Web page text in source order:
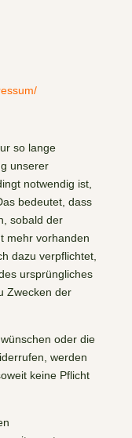
so lange
unserer
notwendig ist,
bedeutet, dass
sobald der
mehr vorhanden
dazu verpflichtet,
ursprüngliches
Zwecken der
oder die
werden
keine Pflicht